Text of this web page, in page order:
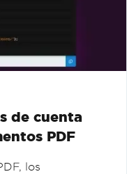
de cuenta
PDF
los